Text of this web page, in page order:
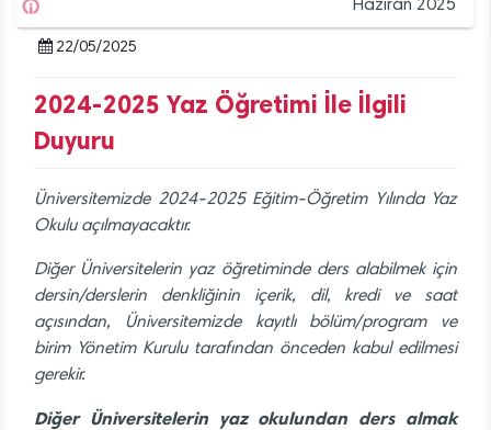
Haziran 2025
22/05/2025
2024-2025 Yaz Öğretimi İle İlgili
Duyuru
Üniversitemizde 2024-2025 Eğitim-Öğretim Yılında Yaz
Okulu açılmayacaktır.
Diğer Üniversitelerin yaz öğretiminde ders alabilmek için
dersin/derslerin denkliğinin içerik, dil, kredi ve saat
açısından, Üniversitemizde kayıtlı bölüm/program ve
birim Yönetim Kurulu tarafından önceden kabul edilmesi
gerekir.
Diğer Üniversitelerin yaz okulundan ders almak